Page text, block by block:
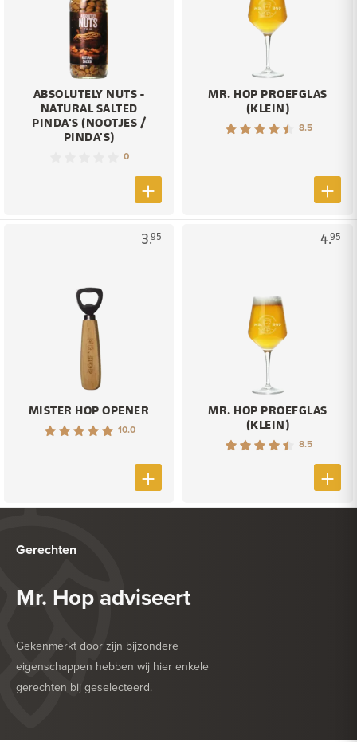
ABSOLUTELY NUTS -
NATURAL SALTED
PINDA'S (NOOTJES /
PINDA'S)
0
MR. HOP PROEFGLAS
(KLEIN)
8.5
3.95
MISTER HOP OPENER
10.0
4.95
MR. HOP PROEFGLAS
(KLEIN)
8.5
Gerechten
Mr. Hop adviseert
Gekenmerkt door zijn bijzondere
eigenschappen hebben wij hier enkele
gerechten bij geselecteerd.
HEERLIJK BIJ